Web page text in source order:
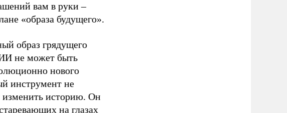
вам в руки –
«образа будущего».
образ грядущего
не может быть
нового
инструмент не
историю. Он
на глазах